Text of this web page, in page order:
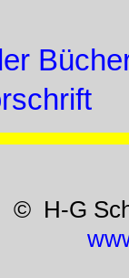
© H-G